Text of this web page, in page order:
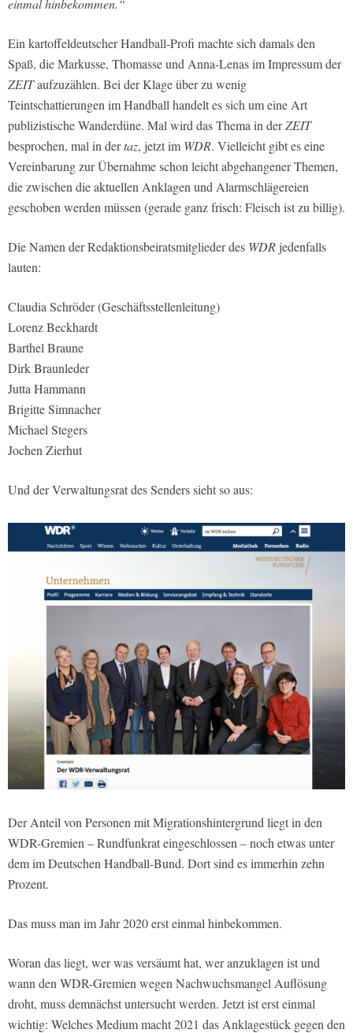
einmal hinbekommen.“
Ein kartoffeldeutscher Handball-Profi machte sich damals den
Spaß, die Markusse, Thomasse und Anna-Lenas im Impressum der
ZEITaufzuzählen. Bei der Klage über zu wenig
Teintschattierungen im Handball handelt es sich um eine Art
publizistische Wanderdüne. Mal wird das Thema in derZEIT
besprochen, mal in dertaz, jetzt im WDR. Vielleicht gibt es eine
Vereinbarung zur Übernahme schon leicht abgehangener Themen,
die zwischen die aktuellen Anklagen und Alarmschlägereien
geschoben werden müssen (gerade ganz frisch: Fleisch ist zu billig).
Die Namen der Redaktionsbeiratsmitglieder des WDR jedenfalls
lauten:
Claudia Schröder (Geschäftsstellenleitung)
Lorenz Beckhardt
Barthel Braune
Dirk Braunleder
Jutta Hammann
Brigitte Simnacher
Michael Stegers
Jochen Zierhut
Und der Verwaltungsrat des Senders sieht so aus:
Der Anteil von Personen mit Migrationshintergrund liegt in den
WDR-Gremien – Rundfunkrat eingeschlossen – noch etwas unter
dem im Deutschen Handball-Bund. Dort sind es immerhin zehn
Prozent.
Das muss man im Jahr 2020 erst einmal hinbekommen.
Woran das liegt, wer was versäumt hat, wer anzuklagen ist und
wann den WDR-Gremien wegen Nachwuchsmangel Auflösung
droht, muss demnächst untersucht werden. Jetzt ist erst einmal
wichtig: Welches Medium macht 2021 das Anklagestück gegen den